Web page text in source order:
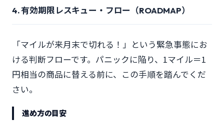
4. 有効期限レスキュー・フロー（ROADMAP）
「マイルが来月末で切れる！」という緊急事態にお
ける判断フローです。パニックに陥り、1マイル＝1
円相当の商品に替える前に、この手順を踏んでくだ
さい。
進め方の目安